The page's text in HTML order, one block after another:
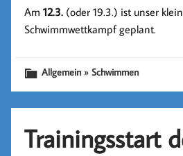
Am12.3. (oder 19.3.) ist unser
Schwimmwettkampf geplant.
Allgemein »Schwimmen
Trainingsstart